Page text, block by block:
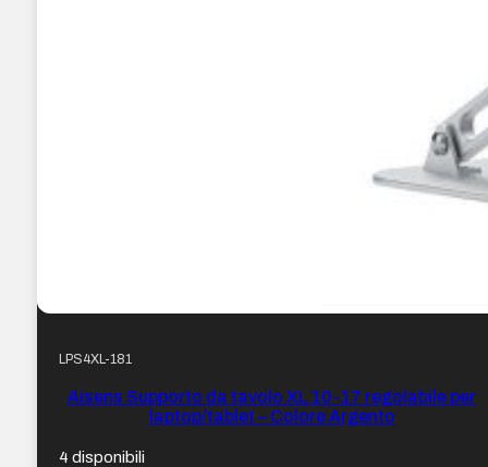
LPS4XL-181
Aisens Supporto da tavolo XL 10-17 regolabile per
laptop/tablet – Colore Argento
4 disponibili